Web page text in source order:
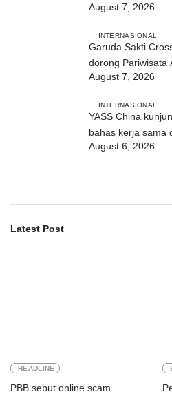
Atambua
August 7, 2026
INTERNASIONAL
Garuda Sakti
dorong Pariwisata
August 7, 2026
INTERNASIONAL
YASS China
bahas kerja sama
August 6, 2026
Latest Post
HEADLINE
PBB sebut online scam